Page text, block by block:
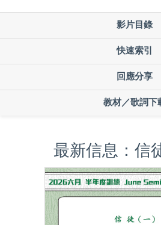
影片目錄
快速索引
回應分享
教材／歌詞下
最新信息：信